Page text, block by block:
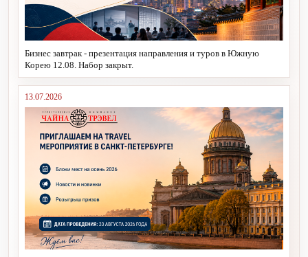
Бизнес завтрак - презентация направления и туров в Южную
Корею 12.08. Набор закрыт.
13.07.2026